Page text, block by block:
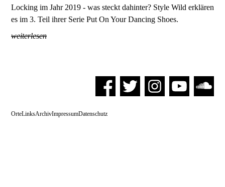
Locking im Jahr 2019 - was steckt dahinter? Style Wild erklären
es im 3. Teil ihrer Serie Put On Your Dancing Shoes.
weiterlesen
OrteLinksArchivImpressumDatenschutz